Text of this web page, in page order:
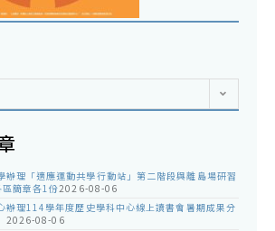
辦理「適應運動共學行動站」第二階段與離島場研習
簡章各1份2026-08-06
辦理114學年度歷史學科中心線上讀書會暑期成果分
2026-08-06